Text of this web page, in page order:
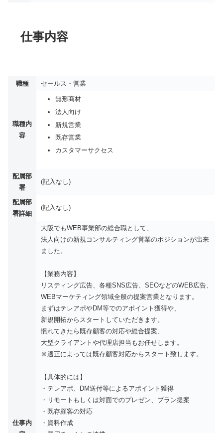
仕事内容
職種 セールス・営業
職種内
容
無形商材
法人向け
新規営業
既存営業
カスタマーサクセス
配属部
署
(記入なし)
配属部
署詳細
(記入なし)
仕事内
大阪でもWEB事業部の総合職として、
法人向けの新規コンサルティング営業のポジションが出来
ました。
【業務内容】
リスティング広告、各種SNS広告、SEOなどのWEB広告、
WEBマーケティング領域全般の提案営業となります。
まずはテレアポやDM等でのアポイント獲得や、
新規開拓からスタートしていただきます。
慣れてきたら既存顧客の対応や総合提案、
大型クライアントや代理店担当もお任せします。
※適正によっては既存顧客対応からスタート致します。
【具体的には】
・テレアポ、DM送付等によるアポイント獲得
・リモートもしくは対面でのプレゼン、プラン提案
・既存顧客の対応
・資料作成